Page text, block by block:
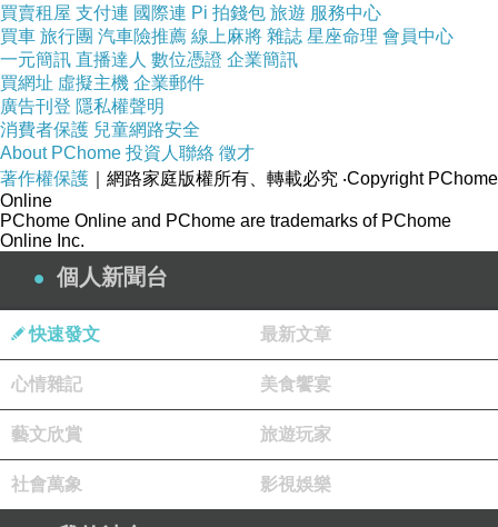
人氣美食-傳統小吃與創新-詹翔霖副教授八德薏仁大王
上一篇： 人氣美食-傳統小吃與創新-詹翔霖副教授八德雪怪冰
下一篇：味爵私調茶飲店-手搖杯加盟連鎖開店-飲品店商業模式分析-詹翔霖老師
買賣租屋 支付連 國際連 Pi 拍錢包 旅遊 服務中心
買車 旅行團 汽車險推薦 線上麻將 雜誌 星座命理 會員中心
一元簡訊 直播達人 數位憑證 企業簡訊
買網址 虛擬主機 企業郵件
廣告刊登 隱私權聲明
消費者保護 兒童網路安全
About PChome 投資人聯絡 徵才
著作權保護 ｜網路家庭版權所有、轉載必究 ‧Copyright PChome
Online
PChome Online and PChome are trademarks of PChome
Online Inc.
個人新聞台
快速發文 最新文章
心情雜記 美食饗宴
藝文欣賞 旅遊玩家
社會萬象 影視娛樂